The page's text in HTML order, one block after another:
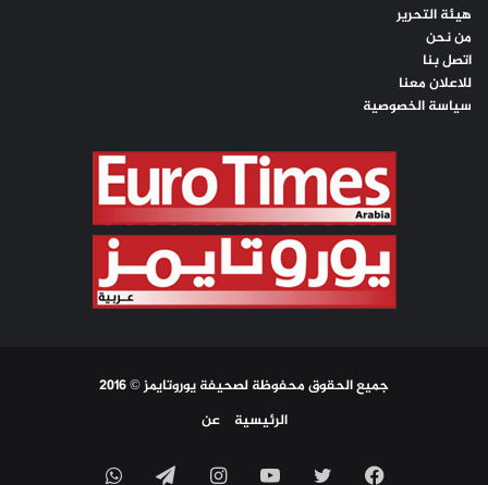
هيئة التحرير
من نحن
اتصل بنا
للاعلان معنا
سياسة الخصوصية
جميع الحقوق محفوظة لصحيفة يوروتايمز © 2016
الرئيسية
عن
فيسبوك تويتر يوتيوبانستقرامتيلقرامواتساب